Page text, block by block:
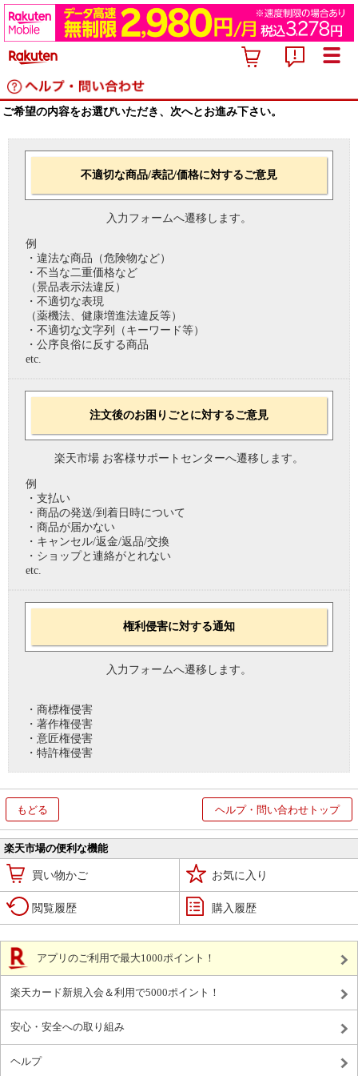
ご希望の内容をお選びいただき、次へとお進み下さい。
不適切な商品/表記/価格に対するご意見
入力フォームへ遷移します。
例
・違法な商品（危険物など）
・不当な二重価格など
（景品表示法違反）
・不適切な表現
（薬機法、健康増進法違反等）
・不適切な文字列（キーワード等）
・公序良俗に反する商品
etc.
注文後のお困りごとに対するご意見
楽天市場 お客様サポートセンターへ遷移します。
例
・支払い
・商品の発送/到着日時について
・商品が届かない
・キャンセル/返金/返品/交換
・ショップと連絡がとれない
etc.
権利侵害に対する通知
入力フォームへ遷移します。
・商標権侵害
・著作権侵害
・意匠権侵害
・特許権侵害
もどる ヘルプ・問い合わせトップ
楽天市場の便利な機能
買い物かご お気に入り
閲覧履歴 購入履歴
アプリのご利用で最大1000ポイント！
楽天カード新規入会＆利用で5000ポイント！
安心・安全への取り組み
ヘルプ